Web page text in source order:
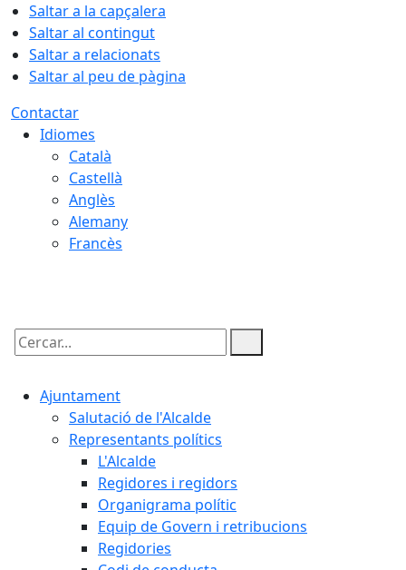
Saltar a la capçalera
Saltar al contingut
Saltar a relacionats
Saltar al peu de pàgina
Contactar
Idiomes
Català
Castellà
Anglès
Alemany
Francès
Cercar:
Ajuntament
Salutació de l'Alcalde
Representants polítics
L'Alcalde
Regidores i regidors
Organigrama polític
Equip de Govern i retribucions
Regidories